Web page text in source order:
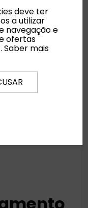
deve ter
a utilizar
navegação e
ofertas
Saber mais